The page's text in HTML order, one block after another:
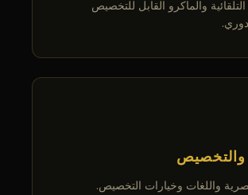
والماكرو القابل للتخصيص
والتخصيص
واللغات وخيارات التخصيص.